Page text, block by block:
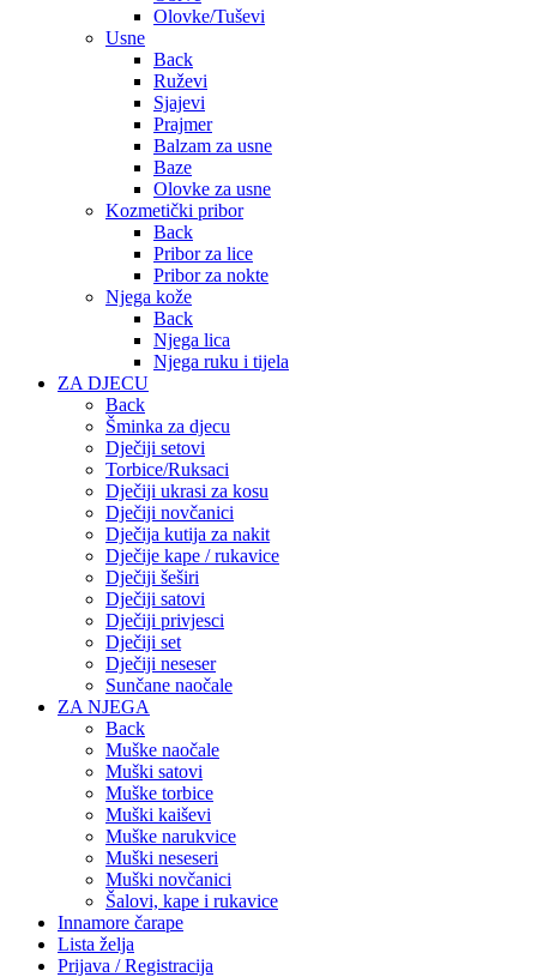
Olovke/Tuševi
Usne
Back
Ruževi
Sjajevi
Prajmer
Balzam za usne
Baze
Olovke za usne
Kozmetički pribor
Back
Pribor za lice
Pribor za nokte
Njega kože
Back
Njega lica
Njega ruku i tijela
ZA DJECU
Back
Šminka za djecu
Dječiji setovi
Torbice/Ruksaci
Dječiji ukrasi za kosu
Dječiji novčanici
Dječija kutija za nakit
Dječije kape / rukavice
Dječiji šeširi
Dječiji satovi
Dječiji privjesci
Dječiji set
Dječiji neseser
Sunčane naočale
ZA NJEGA
Back
Muške naočale
Muški satovi
Muške torbice
Muški kaiševi
Muške narukvice
Muški neseseri
Muški novčanici
Šalovi, kape i rukavice
Innamore čarape
Lista želja
Prijava / Registracija